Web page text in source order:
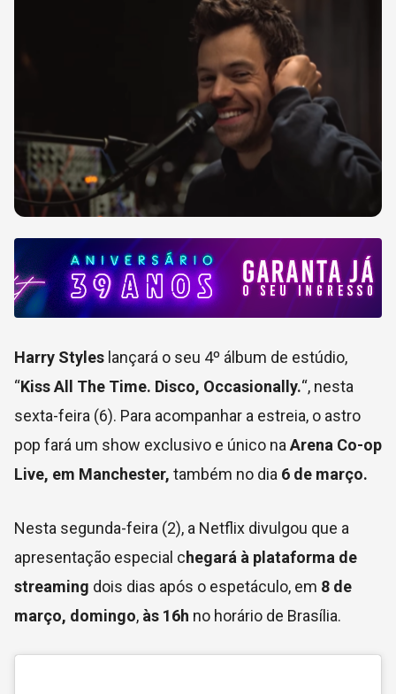
Harry Styles lançará o seu 4º álbum de estúdio,
“Kiss All The Time. Disco, Occasionally.“, nesta
sexta-feira (6). Para acompanhar a estreia, o astro
pop fará um show exclusivo e único na Arena Co-op
Live, em Manchester, também no dia 6 de março.
Nesta segunda-feira (2), a Netflix divulgou que a
apresentação especial chegará à plataforma de
streaming dois dias após o espetáculo, em 8 de
março, domingo, às 16h no horário de Brasília.